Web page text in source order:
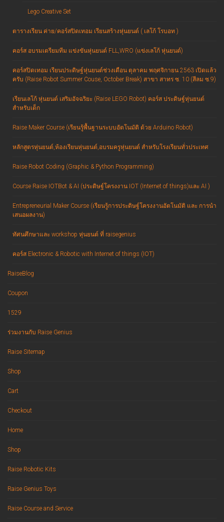
Lego Creative Set
ตารางเรียน ค่าย/คอร์สปิดเทอม เรียนสร้างหุ่นยนต์ ( เลโก้ โรบอท )
คอร์ส อบรมเตรียมทีม แข่งขันหุ่นยนต์ FLL,WRO (แข่งเลโก้ หุ่นยนต์)
คอร์สปิดเทอม เรียนประดิษฐ์หุ่นยนต์ช่วงเดือน ตุลาคม พฤศจิกายน 2563 เปิดแล้ว
ครับ (Raise Robot Summer Couse, October Break) สาขา สาทร ซ. 10 (สีลม ซ.9)
เรียนเลโก้ หุ่นยนต์ เสริมอัจฉริยะ (Raise LEGO Robot) คอร์ส ประดิษฐ์หุ่นยนต์
สำหรับเด็ก
Raise Maker Course (เรียนรู้พื้นฐานระบบอัตโนมัติ ด้วย Arduino Robot)
หลักสูตรหุ่นยนต์,ห้องเรียนหุ่นยนต์,อบรมครูหุ่นยนต์ สำหรับโรงเรียนทั่วประเทศ
Raise Robot Coding (Graphic & Python Programming)
Course Raise IOTBot & AI (ประดิษฐ์โครงงาน IOT (Internet of things)และ AI )
Entrepreneurial Maker Course (เรียนรู้การประดิษฐ์โครงงานอัตโนมัติ และ การนำ
เสนอผลงาน)
ทัศนศึกษาและ workshop หุ่นยนต์ ที่ raisegenius
คอร์ส Electronic & Robotic with Internet of things (IOT)
RaiseBlog
Coupon
1529
ร่วมงานกับ Raise Genius
Raise Sitemap
Shop
Cart
Checkout
Home
Shop
Raise Robotic Kits
Raise Genius Toys
Raise Course and Service